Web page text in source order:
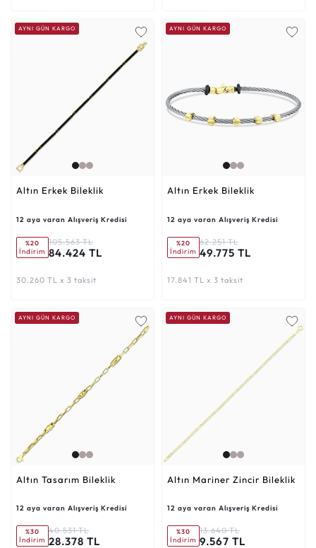
AYNI GÜN KARGO
Altın Erkek Bileklik
12 aya varan Alışveriş Kredisi
%20
İndirim
105.563 TL
84.424 TL
30.260 TL x 3 taksit
AYNI GÜN KARGO
Altın Erkek Bileklik
12 aya varan Alışveriş Kredisi
%20
İndirim
62.251 TL
49.775 TL
17.841 TL x 3 taksit
AYNI GÜN KARGO
Altın Tasarım Bileklik
12 aya varan Alışveriş Kredisi
%30
İndirim
40.531 TL
28.378 TL
AYNI GÜN KARGO
Altın Mariner Zincir Bileklik
12 aya varan Alışveriş Kredisi
%30
İndirim
13.640 TL
9.567 TL